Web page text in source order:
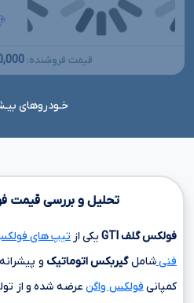
قیمت فروشنده:
خـودروهای
تحلیل و بررسی قیمت
فولکس گلفGTI یکی از تیپ های
فنیشاملگیربکس اتوماتیک و
کمپانی فولکس واگنعرضه شده و از